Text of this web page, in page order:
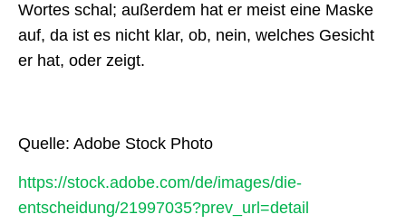
Wortes schal; außerdem hat er meist eine Maske
auf, da ist es nicht klar, ob, nein, welches Gesicht
er hat, oder zeigt.
Quelle: Adobe Stock Photo
https://stock.adobe.com/de/images/die-
entscheidung/21997035?prev_url=detail